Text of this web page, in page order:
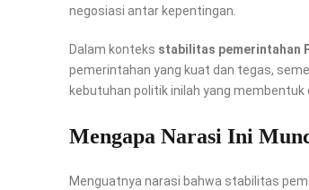
negosiasi antar kepentingan.
Dalam konteks stabilitas pemerintahan
pemerintahan yang kuat dan tegas,
kebutuhan politik inilah yang
Mengapa Narasi Ini
Menguatnya narasi bahwa stabilitas